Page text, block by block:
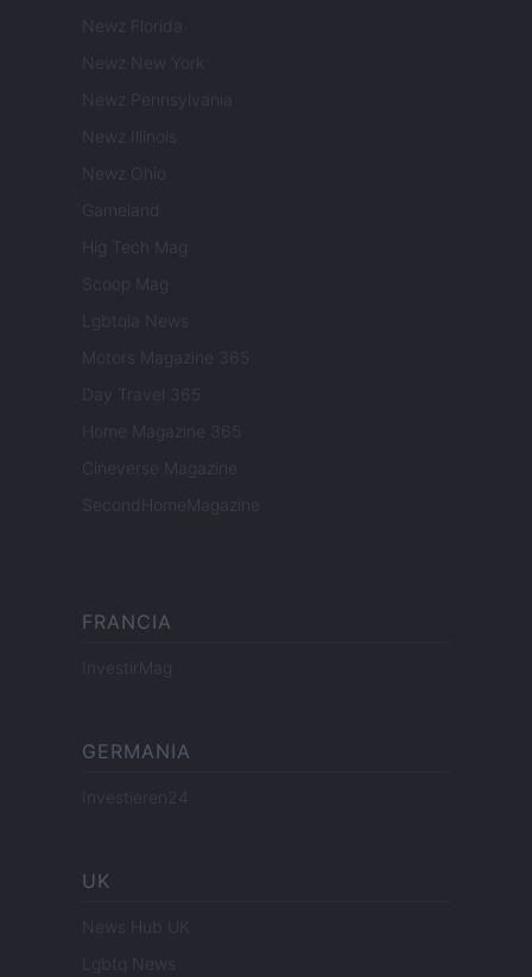
Newz Florida
Newz New York
Newz Pennsylvania
Newz Illinois
Newz Ohio
Gameland
Hig Tech Mag
Scoop Mag
Lgbtqia News
Motors Magazine 365
Day Travel 365
Home Magazine 365
Cineverse Magazine
SecondHomeMagazine
FRANCIA
InvestirMag
GERMANIA
Investieren24
UK
News Hub UK
Lgbtq News